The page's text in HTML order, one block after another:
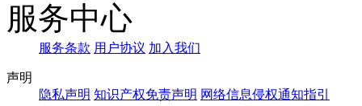
服务中心
服务条款 用户协议 加入我们
声明
隐私声明 知识产权免责声明 网络信息侵权通知指引